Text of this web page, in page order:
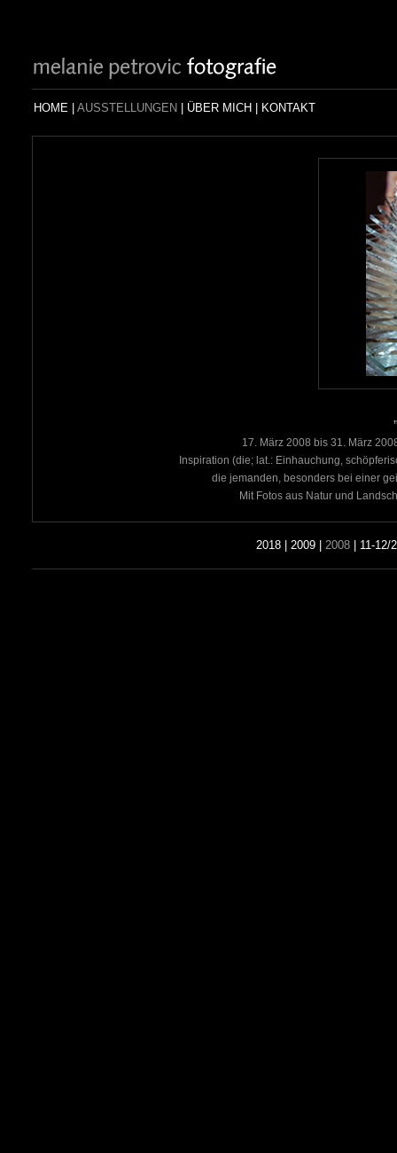
HOME | AUSSTELLUNGEN| ÜBER MICH| KONTAKT
17. März 2008 bis 31. März
Inspiration (die; lat.: Einhauchung,
die jemanden, besonders bei einer
Mit Fotos aus Natur und
2018| 2009| 2008| 11-12/